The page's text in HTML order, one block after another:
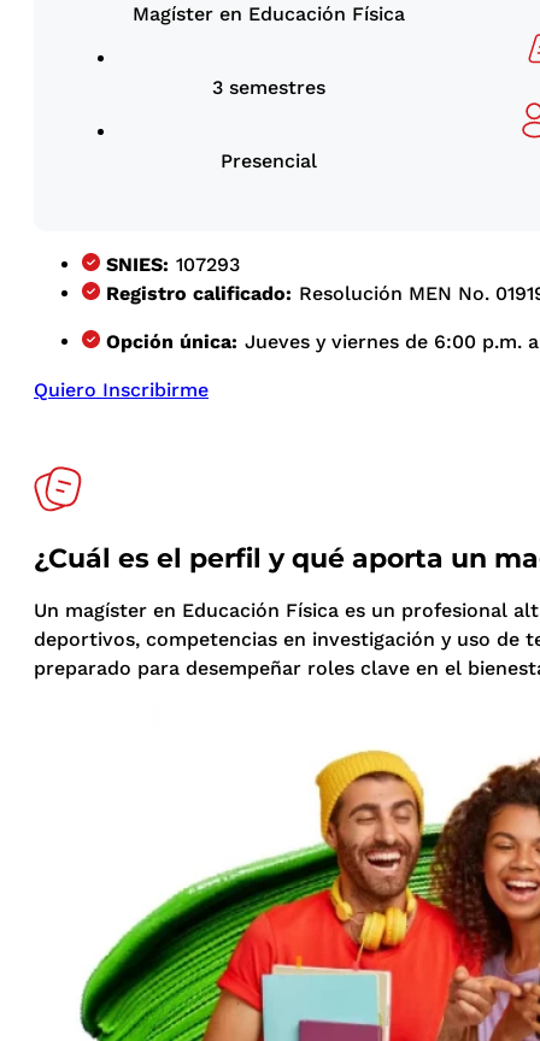
Magíster en Educación Física
3 semestres
Presencial
SNIES: 107293
Registro calificado: Resolución MEN No.
Opción única: Jueves y viernes de 6:00 p.m.
Quiero Inscribirme
¿Cuál es el perfil y qué aporta un
Un magíster en Educación Física es un profesional
deportivos, competencias en investigación y uso de
preparado para desempeñar roles clave en el